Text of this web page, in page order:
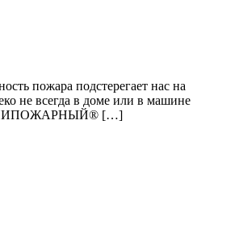
пожара подстерегает нас на
не всегда в доме или в машине
МИНИПОЖАРНЫЙ® […]